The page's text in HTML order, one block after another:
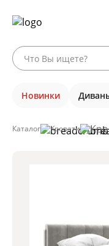
Новинки
Каталог Кровати